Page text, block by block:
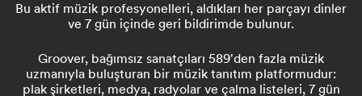
Bu aktif müzik profesyonelleri, aldıkları her parçayı dinler
ve 7 gün içinde geri bildirimde bulunur.
Groover, bağımsız sanatçıları 589'den fazla müzik
uzmanıyla buluşturan bir müzik tanıtım platformudur:
plak şirketleri, medya, radyolar ve çalma listeleri, 7 gün